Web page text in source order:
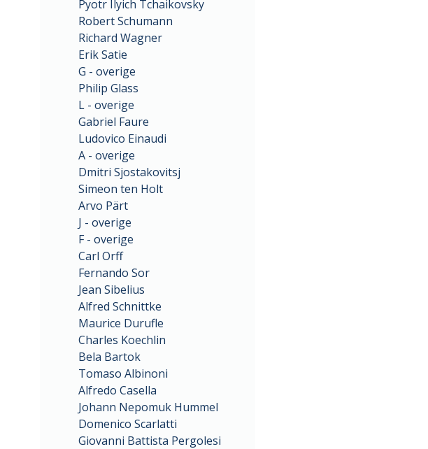
Pyotr Ilyich Tchaikovsky
Robert Schumann
Richard Wagner
Erik Satie
G - overige
Philip Glass
L - overige
Gabriel Faure
Ludovico Einaudi
A - overige
Dmitri Sjostakovitsj
Simeon ten Holt
Arvo Pärt
J - overige
F - overige
Carl Orff
Fernando Sor
Jean Sibelius
Alfred Schnittke
Maurice Durufle
Charles Koechlin
Bela Bartok
Tomaso Albinoni
Alfredo Casella
Johann Nepomuk Hummel
Domenico Scarlatti
Giovanni Battista Pergolesi